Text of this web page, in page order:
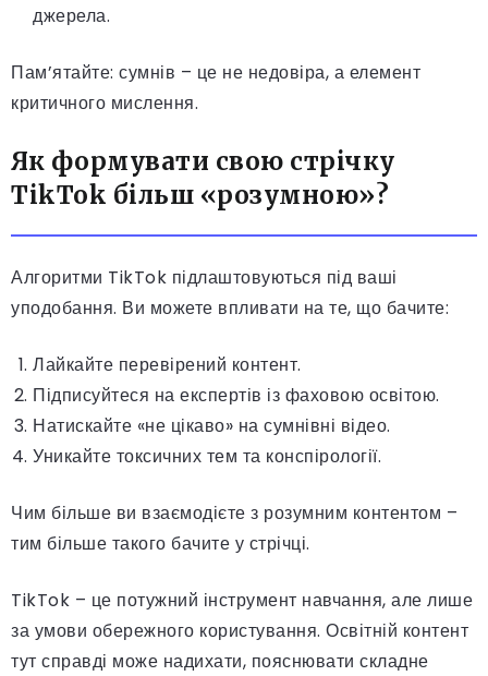
джерела.
Пам’ятайте: сумнів – це не недовіра, а елемент
критичного мислення.
Як формувати свою стрічку
TikTok більш «розумною»?
Алгоритми TikTok підлаштовуються під ваші
уподобання. Ви можете впливати на те, що бачите:
Лайкайте перевірений контент.
Підписуйтеся на експертів із фаховою освітою.
Натискайте «не цікаво» на сумнівні відео.
Уникайте токсичних тем та конспірології.
Чим більше ви взаємодієте з розумним контентом –
тим більше такого бачите у стрічці.
TikTok – це потужний інструмент навчання, але лише
за умови обережного користування. Освітній контент
тут справді може надихати, пояснювати складне